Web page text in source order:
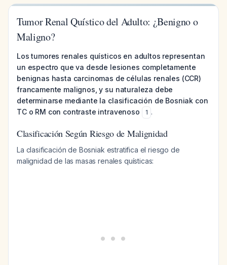
Tumor Renal Quístico del Adulto: ¿Benigno o
Maligno?
Los tumores renales quísticos en adultos representan
un espectro que va desde lesiones completamente
benignas hasta carcinomas de células renales (CCR)
francamente malignos, y su naturaleza debe
determinarse mediante la clasificación de Bosniak con
TC o RM con contraste intravenoso
1 .
Clasificación Según Riesgo de Malignidad
La clasificación de Bosniak estratifica el riesgo de
malignidad de las masas renales quísticas: